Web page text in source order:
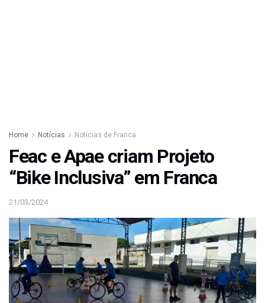
Home Notícias Notícias de Franca
Feac e Apae criam Projeto
“Bike Inclusiva” em Franca
21/03/2024